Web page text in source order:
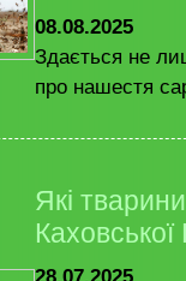
08.08.2025
Здається не
про нашестя
Які
28.07.2025